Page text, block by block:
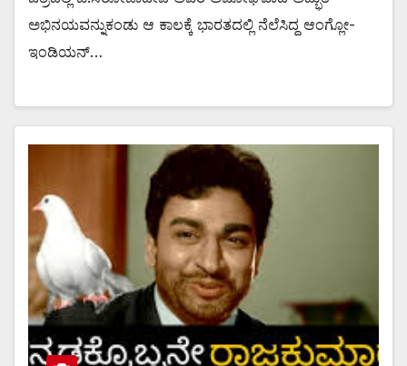
ಅಭಿನಯವನ್ನುಕಂಡು ಆ ಕಾಲಕ್ಕೆ ಭಾರತದಲ್ಲಿ ನೆಲೆಸಿದ್ದ ಆಂಗ್ಲೋ-
ಇಂಡಿಯನ್…